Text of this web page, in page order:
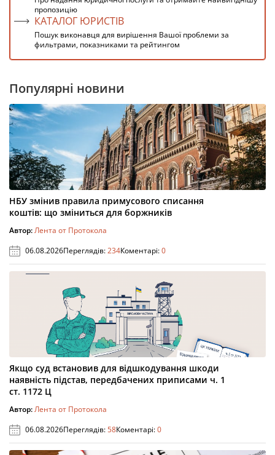
пропозицію
КАТАЛОГ ЮРИСТІВ
Пошук виконавця для вирішення Вашої проблеми за
фильтрами, показниками та рейтингом
Популярні новини
НБУ змінив правила примусового списання
коштів: що зміниться для боржників
Автор:Лента от Протокола
06.08.2026Переглядів:234Коментарі:0
Якщо суд встановив для відшкодування шкоди
наявність підстав, передбачених приписами ч. 1
ст. 1172 Ц
Автор:Лента от Протокола
06.08.2026Переглядів:58Коментарі:0